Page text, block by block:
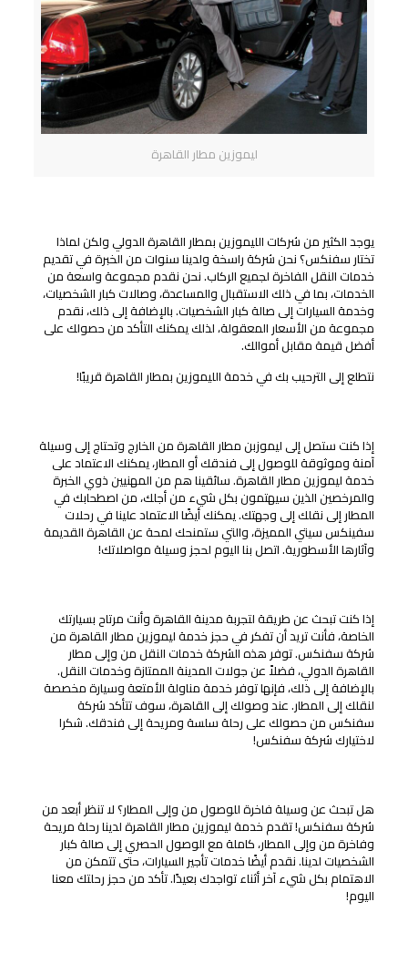
ليموزين مطار القاهرة
يوجد الكثير من شركات الليموزين بمطار القاهرة الدولي ولكن لماذا
تختار سفنكس؟ نحن شركة راسخة ولدينا سنوات من الخبرة في تقديم
خدمات النقل الفاخرة لجميع الركاب. نحن نقدم مجموعة واسعة من
الخدمات، بما في ذلك الاستقبال والمساعدة، وصالات كبار الشخصيات،
وخدمة السيارات إلى صالة كبار الشخصيات. بالإضافة إلى ذلك، نقدم
مجموعة من الأسعار المعقولة، لذلك يمكنك التأكد من حصولك على
أفضل قيمة مقابل أموالك.
نتطلع إلى الترحيب بك في خدمة الليموزين بمطار القاهرة قريبًا!
إذا كنت ستصل إلى ليموزبن مطار القاهرة من الخارج وتحتاج إلى وسيلة
آمنة وموثوقة للوصول إلى فندقك أو المطار، يمكنك الاعتماد على
خدمة ليموزين مطار القاهرة. سائقينا هم من المهنيين ذوي الخبرة
والمرخصين الذين سيهتمون بكل شيء من أجلك، من اصطحابك في
المطار إلى نقلك إلى وجهتك. يمكنك أيضًا الاعتماد علينا في رحلات
سفينكس سيتي المميزة، والتي ستمنحك لمحة عن القاهرة القديمة
وآثارها الأسطورية. اتصل بنا اليوم لحجز وسيلة مواصلاتك!
إذا كنت تبحث عن طريقة لتجربة مدينة القاهرة وأنت مرتاح بسيارتك
الخاصة، فأنت تريد أن تفكر في حجز خدمة ليموزين مطار القاهرة من
شركة سفنكس. توفر هذه الشركة خدمات النقل من وإلى مطار
القاهرة الدولي، فضلاً عن جولات المدينة الممتازة وخدمات النقل.
بالإضافة إلى ذلك، فإنها توفر خدمة مناولة الأمتعة وسيارة مخصصة
لنقلك إلى المطار. عند وصولك إلى القاهرة، سوف تتأكد شركة
سفنكس من حصولك على رحلة سلسة ومريحة إلى فندقك. شكرا
لاختيارك شركة سفنكس!
هل تبحث عن وسيلة فاخرة للوصول من وإلى المطار؟ لا تنظر أبعد من
شركة سفنكس! تقدم خدمة ليموزين مطار القاهرة لدينا رحلة مريحة
وفاخرة من وإلى المطار، كاملة مع الوصول الحصري إلى صالة كبار
الشخصيات لدينا. نقدم أيضًا خدمات تأجير السيارات، حتى تتمكن من
الاهتمام بكل شيء آخر أثناء تواجدك بعيدًا. تأكد من حجز رحلتك معنا
اليوم!